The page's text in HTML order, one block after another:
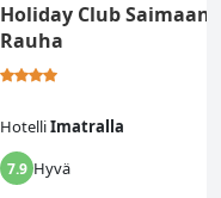
Holiday Club Saimaan
Rauha
HotelliImatralla
7.9 Hyvä